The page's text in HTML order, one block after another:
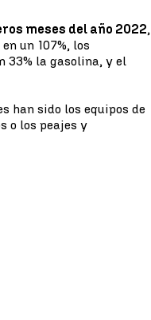
meses del año 2022,
un 107%, los
33% la gasolina, y el
han sido los equipos de
o los peajes y